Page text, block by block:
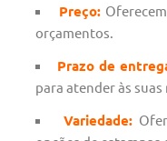
Preço:
orçamentos.
Prazo de
para atender às suas
Variedade: